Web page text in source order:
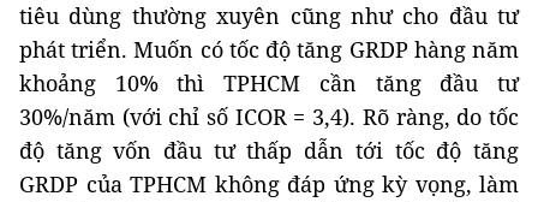
tiêu dùng thường xuyên cũng như cho đầu tư
phát triển. Muốn có tốc độ tăng GRDP hàng năm
khoảng 10% thì TPHCM cần tăng đầu tư
30%/năm (với chỉ số ICOR = 3,4). Rõ ràng, do tốc
độ tăng vốn đầu tư thấp dẫn tới tốc độ tăng
GRDP của TPHCM không đáp ứng kỳ vọng, làm